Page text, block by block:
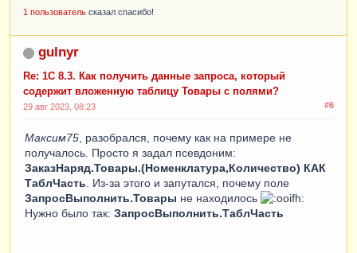
1 пользователь сказал спасибо!
gulnyr
Re: 1С 8.3. Как получить данные запроса, который
содержит вложенную таблицу Товары с полями?
#6
29 авг 2023, 08:23
Максим75 , разобрался, почему как на примере не
получалось. Просто я задал псевдоним:
ЗаказНаряд.Товары.(Номенклатура,Количество) КАК
ТаблЧасть . Из-за этого и запутался, почему поле
ЗапросВыполнить.Товары не находилось
Нужно было так: ЗапросВыполнить.ТаблЧасть